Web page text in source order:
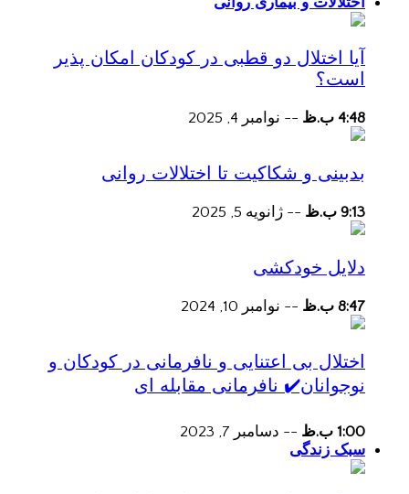
آیا اختلال دو قطبی در کودکان امکان پذیر
است؟
4:48 ب.ظ -- نوامبر 4, 2025
بدبینی و شکاکیت تا اختلالات روانی
9:13 ب.ظ -- ژانویه 5, 2025
دلایل خودکشی
8:47 ب.ظ -- نوامبر 10, 2024
اختلال بی اعتنایی و نافرمانی در کودکان و
نوجوانان✔️ نافرمانی مقابله ای
1:00 ب.ظ -- دسامبر 7, 2023
سبک زندگی